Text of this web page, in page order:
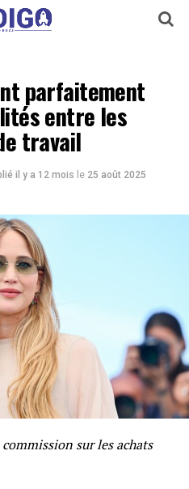
parfaitement
entre les
travail
il y a 12 mois le 25 août 2025
sur les achats